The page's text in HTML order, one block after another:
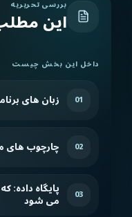
بررسی تحریریه
این
داخل این بخش چیست
01 زبان های
02 چارچوب های
03 پایگاه داده:
می شود